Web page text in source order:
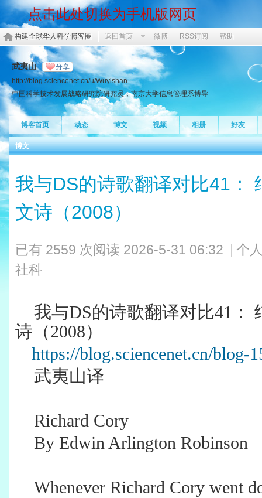
点击此处切换为手机版网页
构建全球华人科学博客圈 返回首页 微博 RSS订阅 帮助
武夷山 分享
http://blog.sciencenet.cn/u/Wuyishan
中国科学技术发展战略研究院研究员；南京大学信息管理系博导
博客首页 动态 博文 视频 相册 好友
博文
我与DS的诗歌翻译对比41：
文诗（2008）
已有 2559 次阅读 2026-5-31 06:32
个
社科
我与DS的诗歌翻译对比41：
诗（2008）
https://blog.sciencenet.cn/blog-
武夷山译
Richard Cory
By Edwin Arlington Robinson
Whenever Richard Cory went